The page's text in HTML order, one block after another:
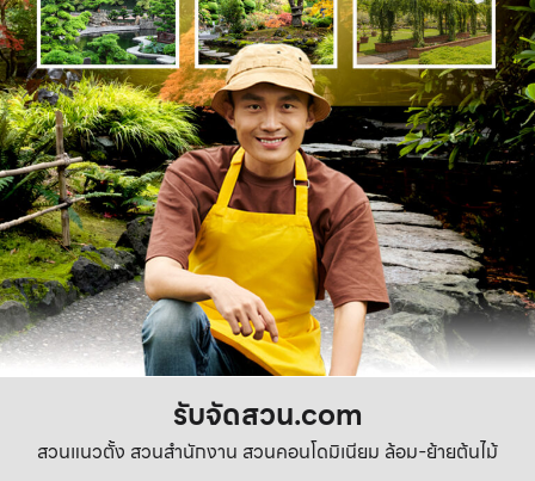
รับจัดสวน.com
สวนแนวตั้ง สวนสำนักงาน สวนคอนโดมิเนียม ล้อม-ย้ายต้นไม้